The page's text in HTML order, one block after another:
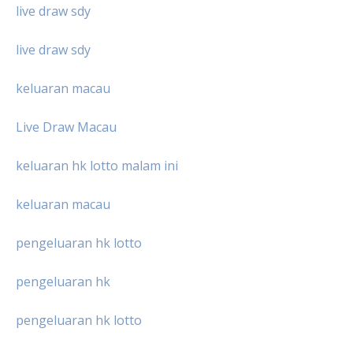
live draw sdy
live draw sdy
keluaran macau
Live Draw Macau
keluaran hk lotto malam ini
keluaran macau
pengeluaran hk lotto
pengeluaran hk
pengeluaran hk lotto